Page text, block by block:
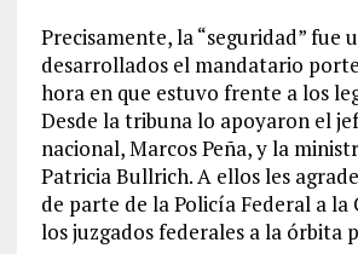
Precisamente, la “seguridad” fue
desarrollados el mandatario
hora en que estuvo frente a los
Desde la tribuna lo apoyaron el
nacional, Marcos Peña, y la
Patricia Bullrich. A ellos les
de parte de la Policía Federal a la
los juzgados federales a la órbita